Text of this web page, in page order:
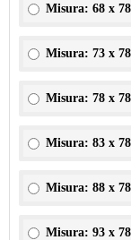
Misura: 68 x
Misura: 73 x
Misura: 78 x
Misura: 83 x
Misura: 88 x
Misura: 93 x